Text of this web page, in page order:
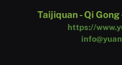
Taijiquan - Qi
https://